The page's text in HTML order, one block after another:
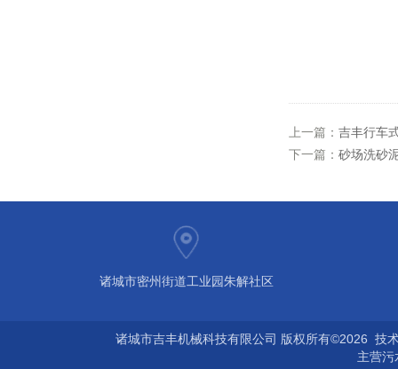
上一篇： 吉丰行车
下一篇： 砂场洗砂
诸城市密州街道工业园朱解社区
诸城市吉丰机械科技有限公司 版权所有©2026 技
主营污